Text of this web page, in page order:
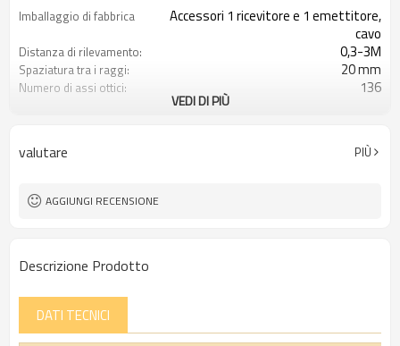
Imballaggio di fabbrica
Accessori 1 ricevitore e 1 emettitore,
cavo
Distanza di rilevamento: 0,3-3M
Spaziatura tra i raggi: 20 mm
Numero di assi ottici: 136
Spina di interfaccia Dotato di connettore M8
VEDI DI PIÙ
valutare PIÙ
AGGIUNGI RECENSIONE
Descrizione Prodotto
DATI TECNICI